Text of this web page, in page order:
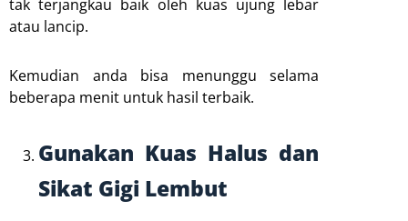
tak terjangkau baik oleh kuas ujung lebar
atau lancip.
Kemudian anda bisa menunggu selama
beberapa menit untuk hasil terbaik.
Gunakan Kuas Halus dan
Sikat Gigi Lembut